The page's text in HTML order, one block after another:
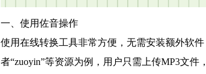
一、使用佐音操作
使用在线转换工具非常方便，无需安装额外软
者“zuoyin”等资源为例，用户只需上传MP3文